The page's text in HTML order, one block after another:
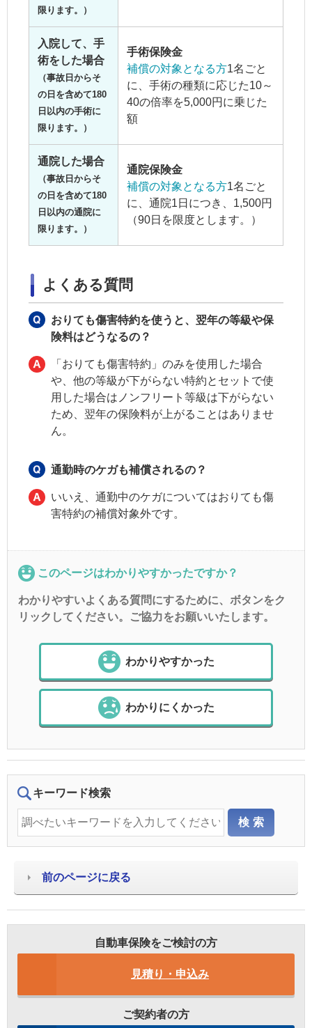
限ります。）
入院して、手
術をした場合
（事故日からそ
の日を含めて180
日以内の手術に
限ります。）
手術保険金
補償の対象となる方1名ごと
に、手術の種類に応じた10～
40の倍率を5,000円に乗じた
額
通院した場合
（事故日からそ
の日を含めて180
日以内の通院に
限ります。）
通院保険金
補償の対象となる方1名ごと
に、通院1日につき、1,500円
（90日を限度とします。）
よくある質問
おりても傷害特約を使うと、翌年の等級や保
険料はどうなるの？
「おりても傷害特約」のみを使用した場合
や、他の等級が下がらない特約とセットで使
用した場合はノンフリート等級は下がらない
ため、翌年の保険料が上がることはありませ
ん。
通勤時のケガも補償されるの？
いいえ、通勤中のケガについてはおりても傷
害特約の補償対象外です。
このページはわかりやすかったですか？
わかりやすいよくある質問にするために、ボタンをク
リックしてください。ご協力をお願いいたします。
わかりやすかった
わかりにくかった
キーワード検索
前のページに戻る
自動車保険をご検討の方
見積り・申込み
ご契約者の方